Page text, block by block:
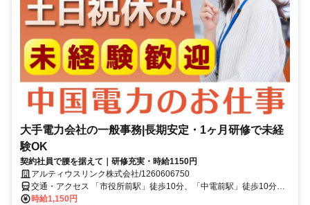
大手電力会社の一般事務|長期安定・1ヶ月研修で未経
験OK
契約社員で腰を据えて｜研修充実・時給1150円
アルティウスリンク株式会社/1260606750
交通・アクセス 「市役所前駅」徒歩10分、「中電前駅」徒歩10分、
広島バス「竹屋町」徒歩1分 ★交通費実費支給※社内規定あり★
時給1,150円